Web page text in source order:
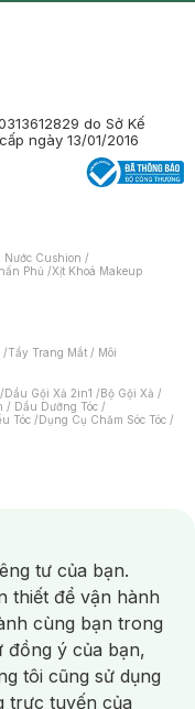
do Sở Kế
ngày 13/01/2016
Nước Cushion /
Phủ /Xịt Khoá Makeup
/Tẩy Trang Mắt / Môi
/Dầu Gội Xả 2in1 /Bộ Gội Xả /
/ Dầu Dưỡng Tóc /
Tóc /Dụng Cụ Chăm Sóc Tóc /
Hơi /Nước Rửa Tay/
Chải Điện/
/ Nước Súc Miệng/
Sinh/Dưỡng Vùng Kín/
/Bọt Cạo Râu /Dao Cạo Râu/
Hóa/ Da Mụn/
Tàn Nhang
tư của bạn.
thiết để vận hành
cùng bạn trong
đồng ý của bạn,
tôi cũng sử dụng
trực tuyến của